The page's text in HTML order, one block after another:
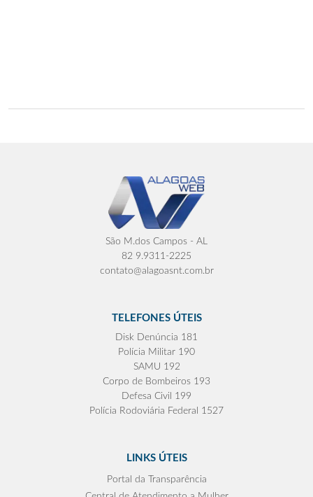
São M.dos Campos - AL
82 9.9311-2225
contato@alagoasnt.com.br
TELEFONES ÚTEIS
Disk Denúncia 181
Polícia Militar 190
SAMU 192
Corpo de Bombeiros 193
Defesa Civil 199
Polícia Rodoviária Federal 1527
LINKS ÚTEIS
Portal da Transparência